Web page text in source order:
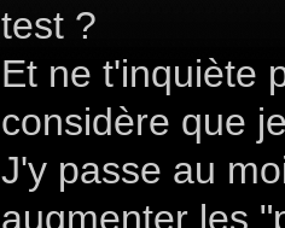
test ?
Et ne t'inquiète
considère que
J'y passe au
augmenter les